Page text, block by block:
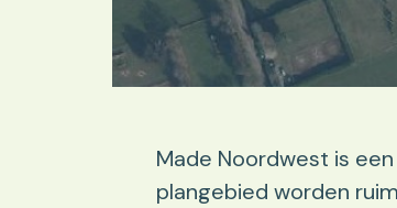
Made Noordwest is
plangebied worden